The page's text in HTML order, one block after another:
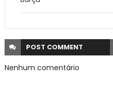
POST COMMENT
Nenhum comentário